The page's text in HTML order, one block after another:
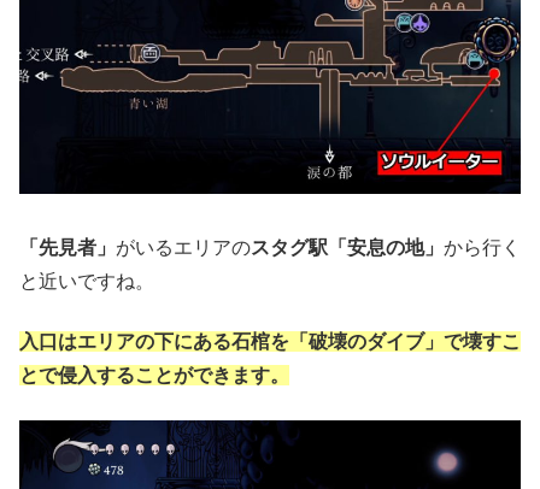
「先見者」 がいるエリアのスタグ駅「安息の地」 から行く
と近いですね。
入口はエリアの下にある石棺を「破壊のダイブ」で壊すこ
とで侵入することができます。